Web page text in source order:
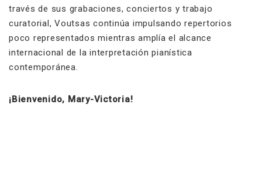
través de sus grabaciones, conciertos y trabajo
curatorial, Voutsas continúa impulsando repertorios
poco representados mientras amplía el alcance
internacional de la interpretación pianística
contemporánea.
¡Bienvenido, Mary-Victoria!